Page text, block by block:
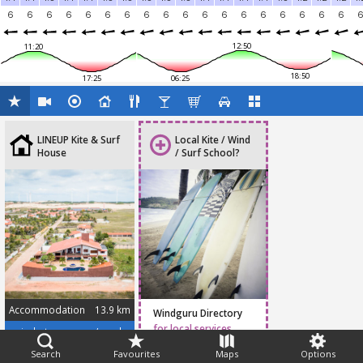
6
6 6 6 6 6 6 6 6 6 6 6 6 6 6 6 6 6 6
11:20
17:25
12:50
06:25 18:50
Search Favourites Maps Options
LINEUP Kite & Surf
House
Accommodation
13.9 km
api.whatsapp.com/send?phone=5585991431583
Local Kite / Wind
/ Surf School?
Windguru Directory
for local services
Feedback